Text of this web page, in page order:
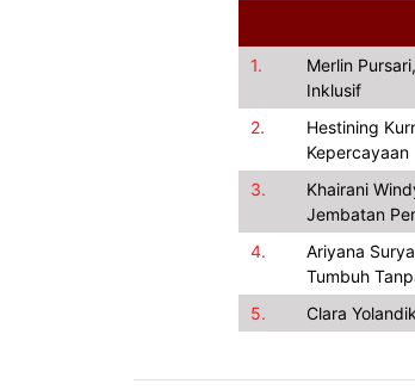
1.
Merlin
Inklusif
2.
Hestining
Kepercayaan
3.
Khairani
Jembatan
4.
Ariyana
Tumbuh
5.
Clara